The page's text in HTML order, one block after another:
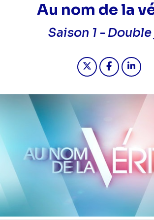
Au nom de la
Saison 1 -Double
PartagerPartager